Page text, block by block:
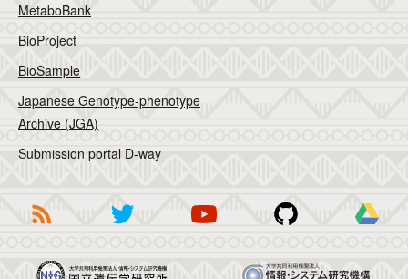
MetaboBank
BioProject
BioSample
Japanese Genotype-phenotype
Archive (JGA)
Submission portal D-way